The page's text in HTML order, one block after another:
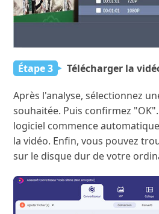
Étape 3 Télécharger la
Après l'analyse, sélectionnez
souhaitée. Puis confirmez
logiciel commence
la vidéo. Enfin, vous pouvez
sur le disque dur de votre